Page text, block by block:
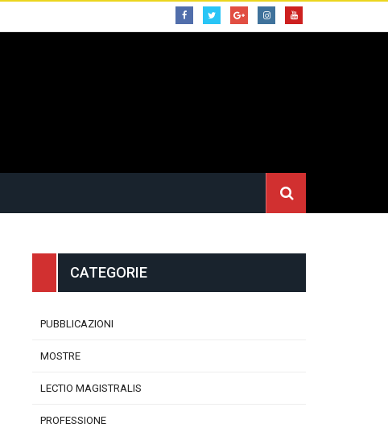
CATEGORIE
PUBBLICAZIONI
MOSTRE
LECTIO MAGISTRALIS
PROFESSIONE